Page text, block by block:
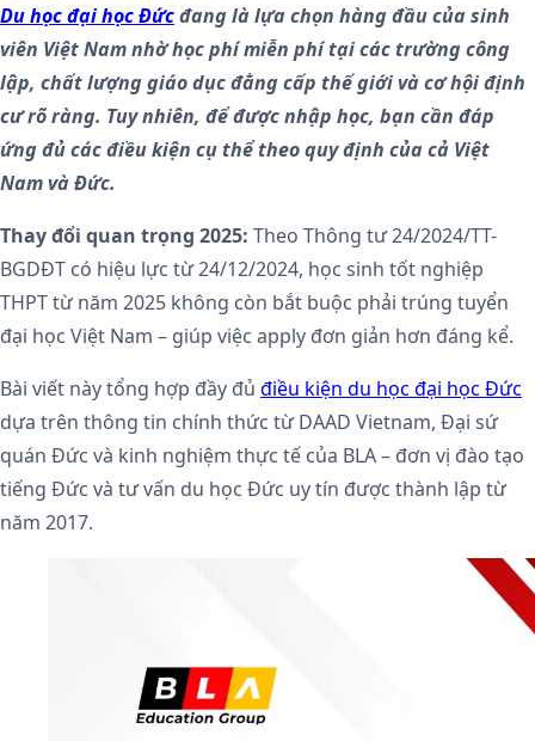
Du học đại học Đứcđang là lựa chọn hàng đầu của sinh
viên Việt Nam nhờ học phí miễn phí tại các trường công
lập, chất lượng giáo dục đẳng cấp thế giới và cơ hội định
cư rõ ràng. Tuy nhiên, để được nhập học, bạn cần đáp
ứng đủ các điều kiện cụ thể theo quy định của cả Việt
Nam và Đức.
Thay đổi quan trọng 2025: Theo Thông tư 24/2024/TT-
BGDĐT có hiệu lực từ 24/12/2024, học sinh tốt nghiệp
THPT từ năm 2025 không còn bắt buộc phải trúng tuyển
đại học Việt Nam – giúp việc apply đơn giản hơn đáng kể.
Bài viết này tổng hợp đầy đủ điều kiện du học đại học Đức
dựa trên thông tin chính thức từ DAAD Vietnam, Đại sứ
quán Đức và kinh nghiệm thực tế của BLA – đơn vị đào tạo
tiếng Đức và tư vấn du học Đức uy tín được thành lập từ
năm 2017.